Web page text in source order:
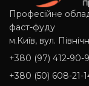
Професійне
фаст-фуду
м.Київ, вул.
+380 (97) 412-90-
+380 (50) 608-21-